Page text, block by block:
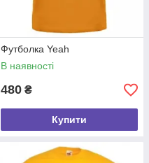
Футболка Yeah
В наявності
480 ₴
Купити